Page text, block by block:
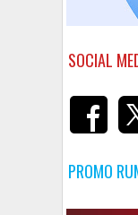
SOCIAL
PROMO